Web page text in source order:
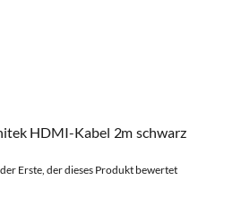
HDMI-Kabel 2m schwarz
der Erste, der dieses Produkt bewertet